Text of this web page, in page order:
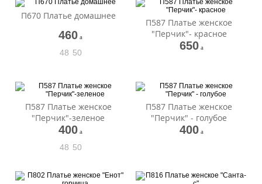
П670 Платье домашнее
460 a
48 50
П587 Платье женское
"Перчик"- красное
650 a
П587 Платье женское
"Перчик"-зеленое
400 a
48 50
П587 Платье женское
"Перчик" - голубое
400 a